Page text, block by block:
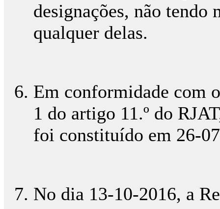
designações, não tendo
qualquer delas.
Em conformidade com
1 do artigo 11.º do
foi constituído em 26-
No dia 13-10-2016, a